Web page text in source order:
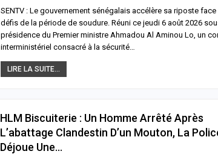
SENTV : Le gouvernement sénégalais accélère sa riposte face
défis de la période de soudure. Réuni ce jeudi 6 août 2026
présidence du Premier ministre Ahmadou Al Aminou Lo, un
interministériel consacré à la sécurité…
LIRE LA SUITE...
HLM Biscuiterie : Un Homme Arrêté Après
L’abattage Clandestin D’un Mouton, La
Déjoue Une…